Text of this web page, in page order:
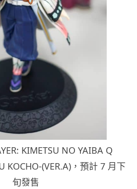
KIMETSU NO YAIBA Q
KOCHO-(VER.A)， 預計 7 月下
旬發售